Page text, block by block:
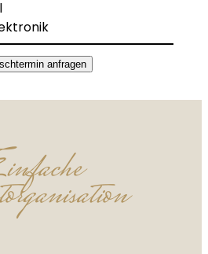
anfragen